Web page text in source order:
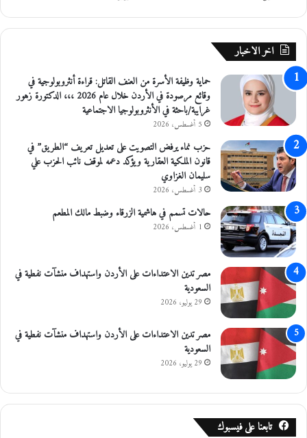
ل
ا
ك
س
ن
ا
ق
ا
ل
ط
ق
اخر الاخبار
حماية وظيفة الأسرة من العنف القاتل: قراءة أنثروبولوجية في
وقائع مرصودة في الأردن خلال عام 2026 ،،، الدكتورة زهور
غرايبة/باحثة في الأنثروبولوجيا الاجتماعية
5 أغسطس، 2026
حزب نماء يرفض التصويت على تعديل تعريف “الطريق” في
قانون الملكية العقارية ويؤكد دعمه لموقف نائب الحزب علي
سليمان الغزاوي
3 أغسطس، 2026
حالات تسمم في هاشمية الزرقاء وضبط مالك المطعم
1 أغسطس، 2026
مصر تدين الاعتداءات على الأردن واستهداف منشآت نفطية في
السعودية
29 يوليو، 2026
مصر تدين الاعتداءات على الأردن واستهداف منشآت نفطية في
السعودية
29 يوليو، 2026
تابعنا على فيسبوك